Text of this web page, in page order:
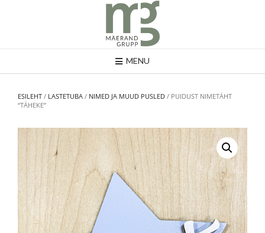
MENU
ESILEHT / LASTETUBA / NIMED JA MUUD PUSLED / PUIDUST NIMETÄHT
“TÄHEKE”